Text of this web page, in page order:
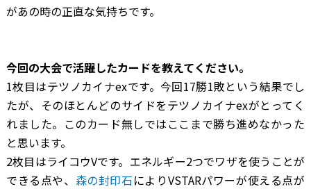
があの時の正直な気持ちです。
―――今回の大会で活躍したカードを教えてください。
1枚目はテツノカイナexです。今回17勝1敗という結果でし
たが、そのほとんどのサイドをテツノカイナexがとってく
れました。このカード無しではここまで勝ち進めなかった
と思います。
2枚目はライコウVです。エネルギー2つでワザを使うことが
できる点や、 森の封印石によりVSTARパワーが使える点が